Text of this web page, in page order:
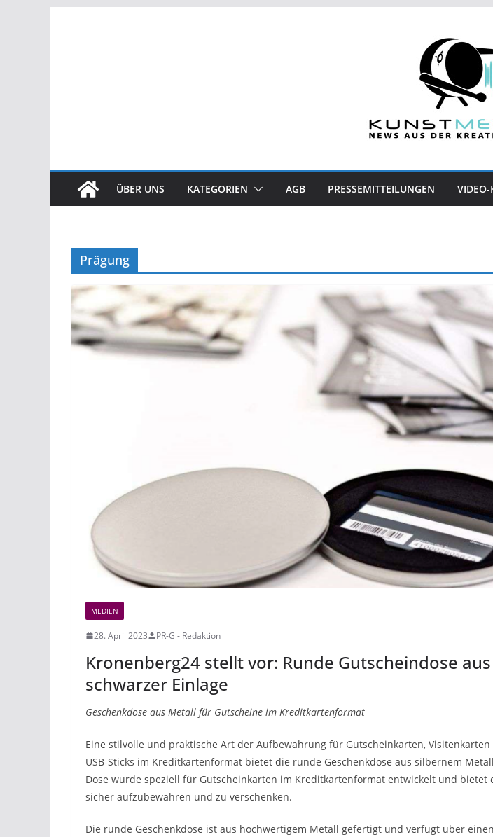
ÜBER UNS KATEGORIEN AGB PRESSEMITTEILUNGEN
Prägung
MEDIEN
28. April 2023 PR-G - Redaktion
Kronenberg24 stellt vor: Runde Gutscheindose
schwarzer Einlage
Geschenkdose aus Metall für Gutscheine im Kreditkartenformat
Eine stilvolle und praktische Art der Aufbewahrung für Gutscheinkarten,
USB-Sticks im Kreditkartenformat bietet die runde Geschenkdose aus silbernem
Dose wurde speziell für Gutscheinkarten im Kreditkartenformat entwickelt und bietet
sicher aufzubewahren und zu verschenken.
Die runde Geschenkdose ist aus hochwertigem Metall gefertigt und verfügt über